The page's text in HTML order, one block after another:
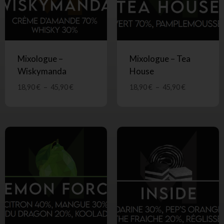
Mixologue –
Wiskymanda
18,90€ – 45,90€
Mixologue – Tea
House
18,90€ – 45,90€